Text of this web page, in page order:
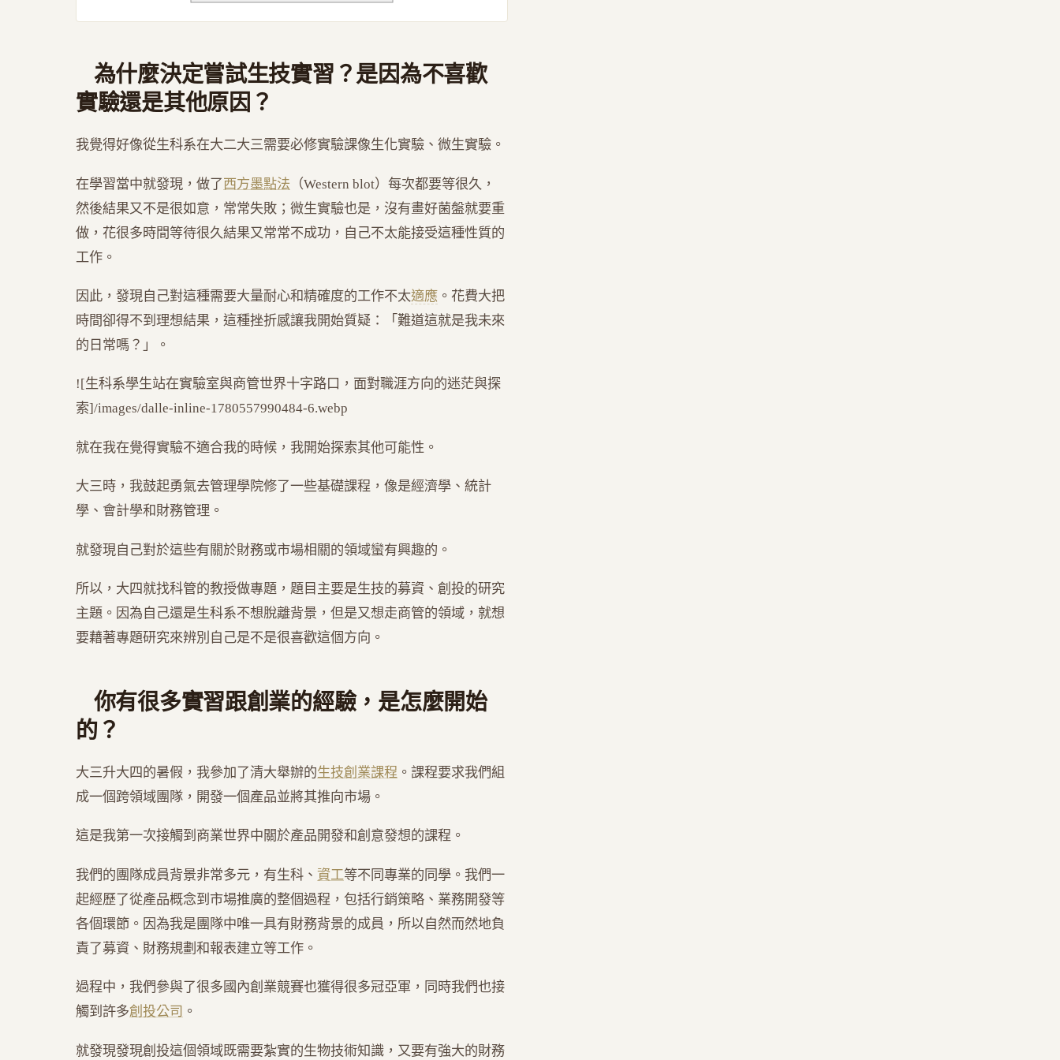
為什麼決定嘗試生技實習？是因為不喜歡
實驗還是其他原因？
我覺得好像從生科系在大二大三需要必修實驗課像生化實驗、微生實驗。
在學習當中就發現，做了西方墨點法 （Western blot）每次都要等很久，
然後結果又不是很如意，常常失敗；微生實驗也是，沒有畫好菌盤就要重
做，花很多時間等待很久結果又常常不成功，自己不太能接受這種性質的
工作。
因此，發現自己對這種需要大量耐心和精確度的工作不太適應 。花費大把
時間卻得不到理想結果，這種挫折感讓我開始質疑：「難道這就是我未來
的日常嗎？」。
![生科系學生站在實驗室與商管世界十字路口，面對職涯方向的迷茫與探
索]/images/dalle-inline-1780557990484-6.webp
就在我在覺得實驗不適合我的時候，我開始探索其他可能性。
大三時，我鼓起勇氣去管理學院修了一些基礎課程，像是經濟學、統計
學、會計學和財務管理。
就發現自己對於這些有關於財務或市場相關的領域蠻有興趣的。
所以，大四就找科管的教授做專題，題目主要是生技的募資、創投的研究
主題。因為自己還是生科系不想脫離背景，但是又想走商管的領域，就想
要藉著專題研究來辨別自己是不是很喜歡這個方向。
你有很多實習跟創業的經驗，是怎麼開始
的？
大三升大四的暑假，我參加了清大舉辦的生技創業課程 。課程要求我們組
成一個跨領域團隊，開發一個產品並將其推向市場。
這是我第一次接觸到商業世界中關於產品開發和創意發想的課程。
我們的團隊成員背景非常多元，有生科、 資工等不同專業的同學。我們一
起經歷了從產品概念到市場推廣的整個過程，包括行銷策略、業務開發等
各個環節。因為我是團隊中唯一具有財務背景的成員，所以自然而然地負
責了募資、財務規劃和報表建立等工作。
過程中，我們參與了很多國內創業競賽也獲得很多冠亞軍，同時我們也接
觸到許多創投公司 。
就發現發現創投這個領域既需要紮實的生物技術知識，又要有強大的財務